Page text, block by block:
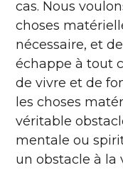
cas. Nous
choses
nécessaire, et
échappe à tout
de vivre et de
les choses
véritable
mentale ou
un obstacle à la